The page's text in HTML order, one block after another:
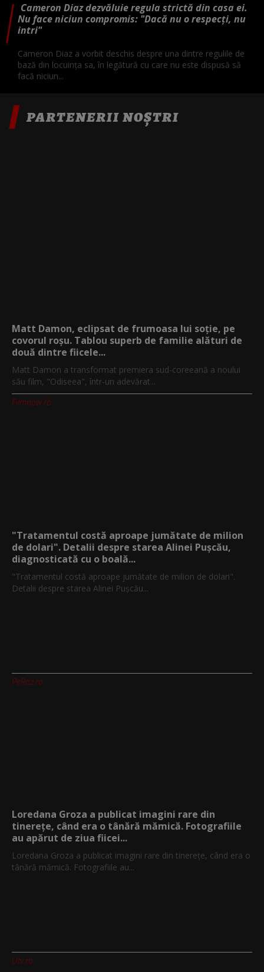
Cameron Diaz dezvăluie regula strictă din casa ei.
Nu face niciun compromis: "Dacă nu o respecți, nu
intri"
Cameron Diaz a vorbit deschis despre una dintre regulile de
bază din locuința sa, în legătură cu care nu este dispusă să
facă niciun...
PARTENERII NOȘTRI
Matt Damon, eclipsat de frumoasa lui soție, pe
covorul roșu. Tablou superb de familie alături de
două dintre fiicele...
Matt Damon a transformat premiera sud-coreeană a noului
său film, "Odiseea", într-un adevărat...
Filmnow.ro
"Tratamentul costă aproape jumătate de milion
de dolari". Detalii despre starea Alinei Pușcău,
diagnosticată cu o boală...
"Tratamentul costă aproape jumătate de milion de dolari".
Detalii despre starea Alinei Pușcău...
PeRoz.ro
Loredana Groza a publicat imagini rare din
tinerețe, când era o tânără mămică. Fotografiile
au apărut de ziua fiicei...
Loredana Groza a publicat imagini rare din tinerețe, când era o
tânără mămică. Fotografiile au...
Utv.ro